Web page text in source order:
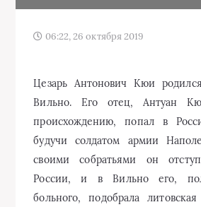
06:22, 26 октября 2019
Цезарь Антонович Кюи
Вильно. Его отец, Антуан
происхождению, попал в
будучи солдатом армии
своими собратьями он
России, и в Вильно его,
больного, подобрала